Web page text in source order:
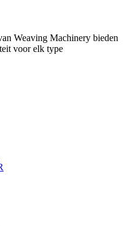
Weaving Machinery bieden
voor elk type